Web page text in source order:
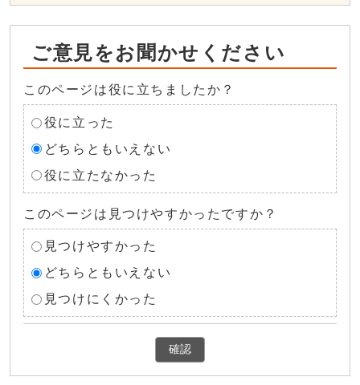
ご意見をお聞かせください
このページは役に立ちましたか？
役に立った
どちらともいえない
役に立たなかった
このページは見つけやすかったですか？
見つけやすかった
どちらともいえない
見つけにくかった
確認